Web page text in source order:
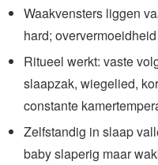
Waakvensters liggen
hard;
Ritueel werkt: vaste
slaapzak, wiegelied,
constante
Zelfstandig in slaap
baby slaperig maar